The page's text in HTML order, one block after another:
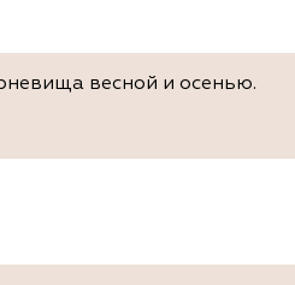
весной и осенью.